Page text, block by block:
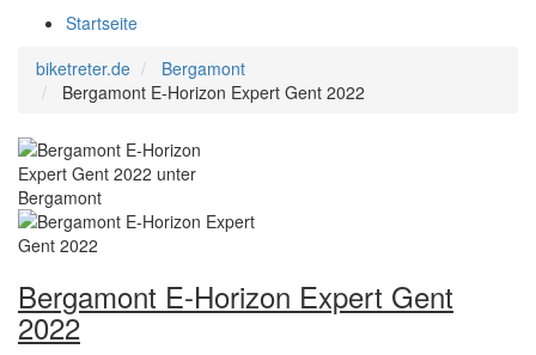
Startseite
biketreter.de
Bergamont
Bergamont E-Horizon Expert Gent 2022
Bergamont E-Horizon Expert Gent
2022